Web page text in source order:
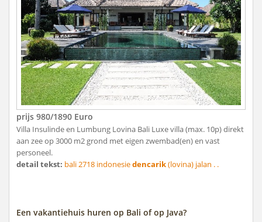
prijs 980/1890 Euro
Villa Insulinde en Lumbung Lovina Bali Luxe villa (max. 10p) direkt
aan zee op 3000 m2 grond met eigen zwembad(en) en vast
personeel.
detail tekst: bali 2718 indonesiedencarik(lovina) jalan . .
Een vakantiehuis huren op Bali of op Java?